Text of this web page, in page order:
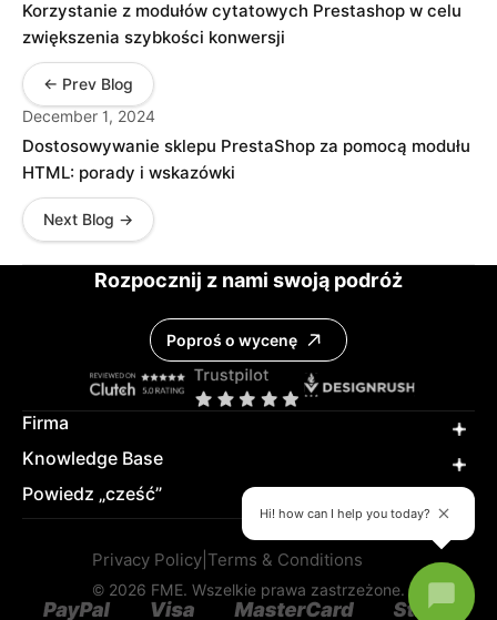
Korzystanie z modułów cytatowych Prestashop w celu
zwiększenia szybkości konwersji
← Prev Blog
December 1, 2024
Dostosowywanie sklepu PrestaShop za pomocą modułu
HTML: porady i wskazówki
Next Blog →
Rozpocznij z nami swoją podróż
Poproś o wycenę
Firma
Knowledge Base
Powiedz „cześć”
Hi! how can I help you today?
Privacy Policy Terms & Conditions
© 2026 FME. Wszelkie prawa zastrzeżone.